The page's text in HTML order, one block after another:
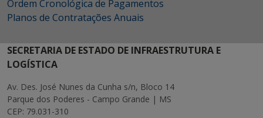
Ordem Cronológica de Pagamentos
Planos de Contratações Anuais
SECRETARIA DE ESTADO DE INFRAESTRUTURA E
LOGÍSTICA
Av. Des. José Nunes da Cunha s/n, Bloco 14
Parque dos Poderes - Campo Grande | MS
CEP: 79.031-310